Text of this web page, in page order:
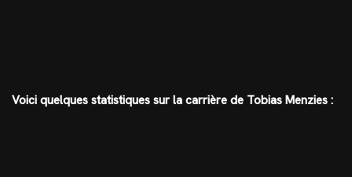
Voici quelques statistiques sur la carrière de Tobias Menzies :